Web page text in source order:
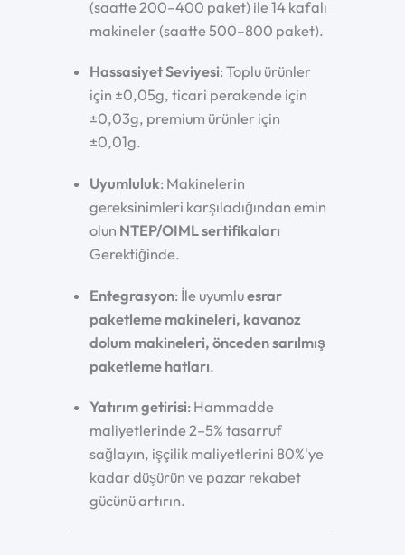
(saatte 200–400 paket) ile 14 kafalı
makineler (saatte 500–800 paket).
Hassasiyet Seviyesi: Toplu ürünler
için ±0,05g, ticari perakende için
±0,03g, premium ürünler için
±0,01g.
Uyumluluk: Makinelerin
gereksinimleri karşıladığından emin
olun NTEP/OIML sertifikaları
Gerektiğinde.
Entegrasyon: İle uyumluesrar
paketleme makineleri, kavanoz
dolum makineleri, önceden sarılmış
paketleme hatları.
Yatırım getirisi: Hammadde
maliyetlerinde 2–5% tasarruf
sağlayın, işçilik maliyetlerini 80%'ye
kadar düşürün ve pazar rekabet
gücünü artırın.